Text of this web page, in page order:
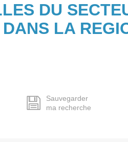
DU
LA
Sauvegarder
ma recherche